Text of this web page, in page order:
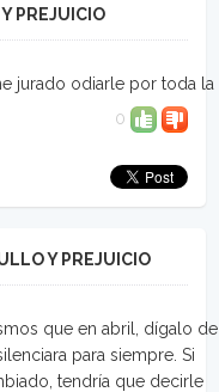
PREJUICIO
jurado odiarle por toda la
0
Y PREJUICIO
que en abril, dígalo de
para siempre. Si
tendría que decirle